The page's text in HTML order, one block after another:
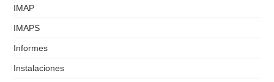
IMAP
IMAPS
Informes
Instalaciones